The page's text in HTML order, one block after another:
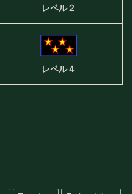
レベル２
レベル４